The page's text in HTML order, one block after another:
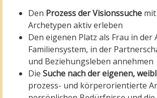
Den Prozess der Visionssuche
Archetypen aktiv erleben
Den eigenen Platz als Frau in der
Familiensystem, in der
und Beziehungsleben annehmen
Die Suche nach der eigenen,
prozess- und körperorientierte